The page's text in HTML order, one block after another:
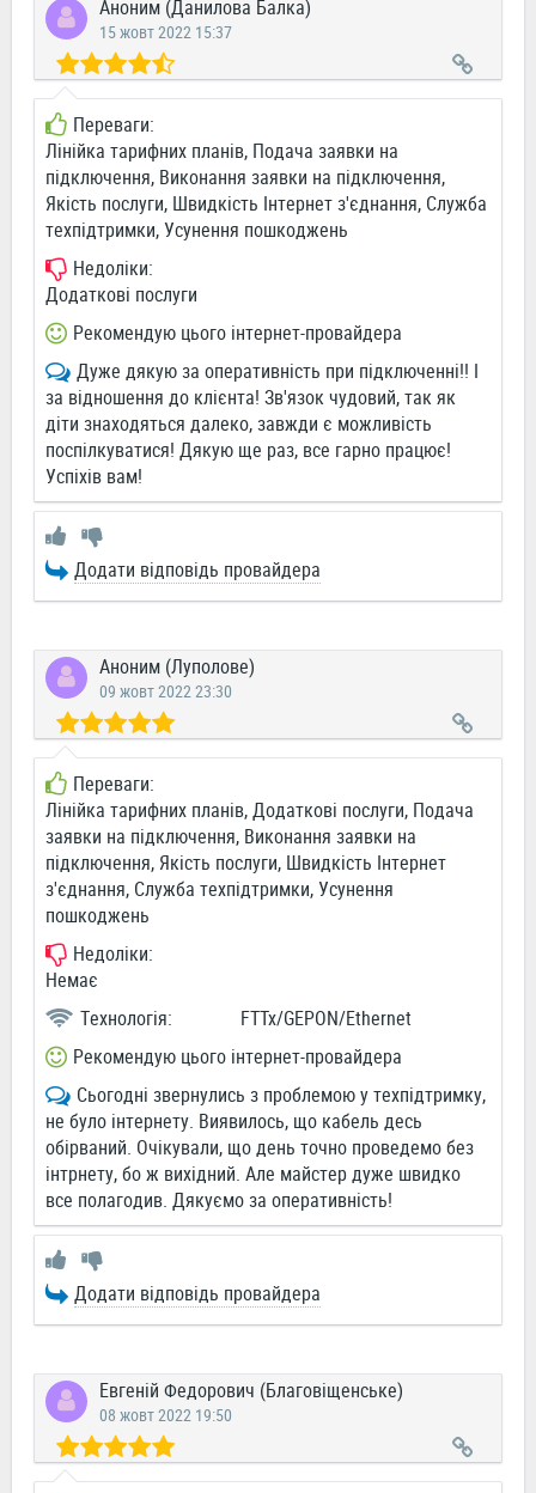
Аноним (Данилова Балка)
15 жовт 2022 15:37
Переваги:
Лінійка тарифних планів, Подача заявки на
підключення, Виконання заявки на підключення,
Якість послуги, Швидкість Інтернет з'єднання, Служба
техпідтримки, Усунення пошкоджень
Недоліки:
Додаткові послуги
Рекомендую цього інтернет-провайдера
Дуже дякую за оперативність при підключенні!! І
за відношення до клієнта! Зв'язок чудовий, так як
діти знаходяться далеко, завжди є можливість
поспілкуватися! Дякую ще раз, все гарно працює!
Успіхів вам!
Додати відповідь провайдера
Аноним (Луполове)
09 жовт 2022 23:30
Переваги:
Лінійка тарифних планів, Додаткові послуги, Подача
заявки на підключення, Виконання заявки на
підключення, Якість послуги, Швидкість Інтернет
з'єднання, Служба техпідтримки, Усунення
пошкоджень
Недоліки:
Немає
Технологія:
FTTx/GEPON/Ethernet
Рекомендую цього інтернет-провайдера
Сьогодні звернулись з проблемою у техпідтримку,
не було інтернету. Виявилось, що кабель десь
обірваний. Очікували, що день точно проведемо без
інтрнету, бо ж вихідний. Але майстер дуже швидко
все полагодив. Дякуємо за оперативність!
Додати відповідь провайдера
Евгеній Федорович (Благовіщенське)
08 жовт 2022 19:50